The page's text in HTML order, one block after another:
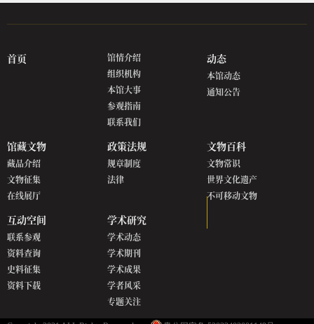
首页
馆情介绍
组织机构
本馆大事
参观指南
联系我们
动态
本馆动态
通知公告
馆藏文物
藏品介绍
文物征集
在线展厅
政策法规
规章制度
法律
文物百科
文物常识
世界文化遗产
不可移动文物
互动空间
联系参观
资料查询
史料征集
资料下载
学术研究
学术动态
学术期刊
学术成果
学者风采
专题关注